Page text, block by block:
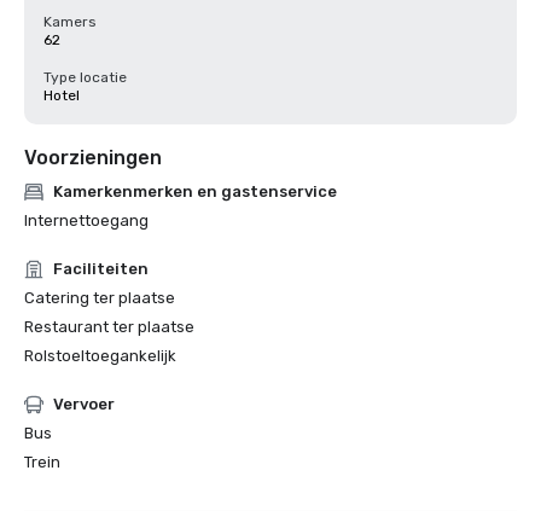
Kamers
62
Type locatie
Hotel
Voorzieningen
Kamerkenmerken en gastenservice
Internettoegang
Faciliteiten
Catering ter plaatse
Restaurant ter plaatse
Rolstoeltoegankelijk
Vervoer
Bus
Trein